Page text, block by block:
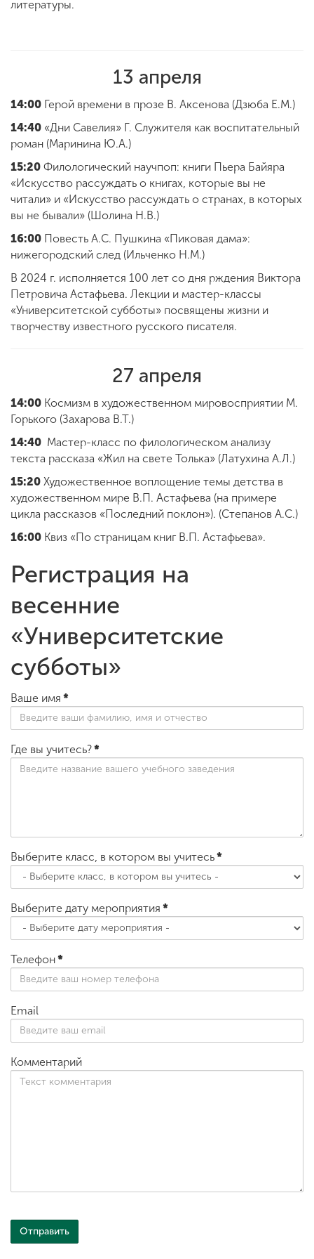
Приемная
комиссия
+7 (831) 262-26-20
литературы.
13 апреля
14:00 Герой времени в прозе В. Аксенова (Дзюба Е.М.)
14:40 «Дни Савелия» Г. Служителя как воспитательный
роман (Маринина Ю.А.)
15:20 Филологический научпоп: книги Пьера Байяра
«Искусство рассуждать о книгах, которые вы не
читали» и «Искусство рассуждать о странах, в которых
вы не бывали» (Шолина Н.В.)
16:00 Повесть А.С. Пушкина «Пиковая дама»:
нижегородский след (Ильченко Н.М.)
В 2024 г. исполняется 100 лет со дня рждения Виктора
Петровича Астафьева. Лекции и мастер-классы
«Университетской субботы» посвящены жизни и
творчеству известного русского писателя.
27 апреля
14:00 Космизм в художественном мировосприятии М.
Горького (Захарова В.Т.)
14:40 Мастер-класс по филологическом анализу
текста рассказа «Жил на свете Толька» (Латухина А.Л.)
15:20 Художественное воплощение темы детства в
художественном мире В.П. Астафьева (на примере
цикла рассказов «Последний поклон»). (Степанов А.С.)
16:00 Квиз «По страницам книг В.П. Астафьева».
Регистрация на
весенние
«Университетские
субботы»
Ваше имя *
Где вы учитесь?*
Выберите класс, в котором вы учитесь*
Выберите дату мероприятия *
Телефон*
Email
Комментарий